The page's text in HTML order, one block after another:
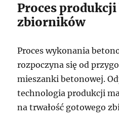
Proces
zbiorników
Proces wykonania
rozpoczyna się od
mieszanki betonowej.
technologia produkcji
na trwałość gotowego